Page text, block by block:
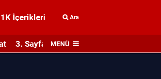
İçerikleri Ara
3. Sayfa MENÜ